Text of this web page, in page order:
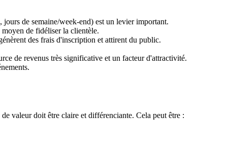
de semaine/week-end) est un levier important.
de fidéliser la clientèle.
des frais d'inscription et attirent du public.
de revenus très significative et un facteur d'attractivité.
valeur doit être claire et différenciante. Cela peut être :